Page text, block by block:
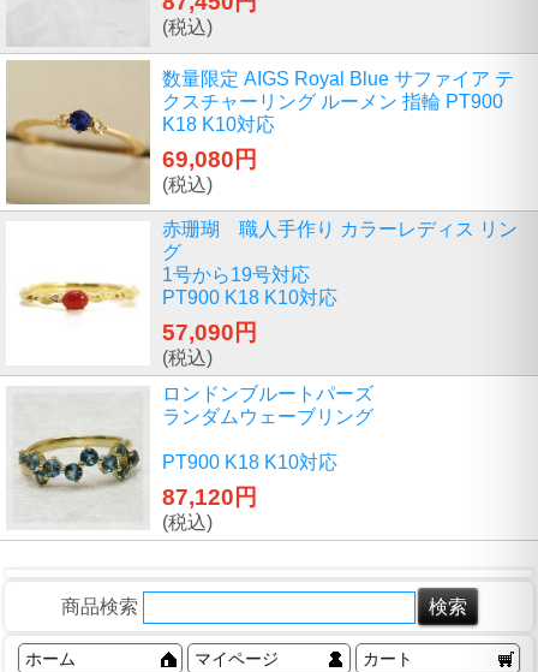
(税込)
数量限定 AIGS Royal Blue サファイア テ
クスチャーリング ルーメン 指輪 PT900
K18 K10対応
69,080円
(税込)
赤珊瑚 職人手作り カラーレディス リン
グ
1号から19号対応
PT900 K18 K10対応
57,090円
(税込)
ロンドンブルートパーズ
ランダムウェーブリング
PT900 K18 K10対応
87,120円
(税込)
商品検索
ホーム マイページ カート